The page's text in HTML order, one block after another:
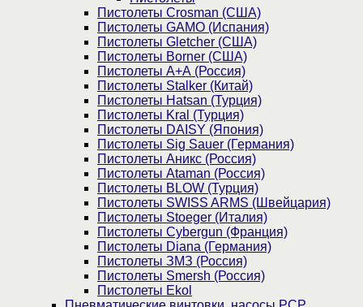
Пистолеты Crosman (США)
Пистолеты GAMO (Испания)
Пистолеты Gletcher (США)
Пистолеты Borner (США)
Пистолеты А+А (Россия)
Пистолеты Stalker (Китай)
Пистолеты Hatsan (Турция)
Пистолеты Kral (Турция)
Пистолеты DAISY (Япония)
Пистолеты Sig Sauer (Германия)
Пистолеты Аникс (Россия)
Пистолеты Ataman (Россия)
Пистолеты BLOW (Турция)
Пистолеты SWISS ARMS (Швейцария)
Пистолеты Stoeger (Италия)
Пистолеты Cybergun (Франция)
Пистолеты Diana (Германия)
Пистолеты ЗМЗ (Россия)
Пистолеты Smersh (Россия)
Пистолеты Ekol